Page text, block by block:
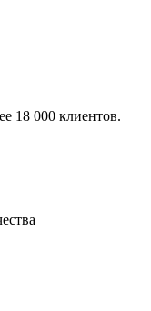
18 000 клиентов.